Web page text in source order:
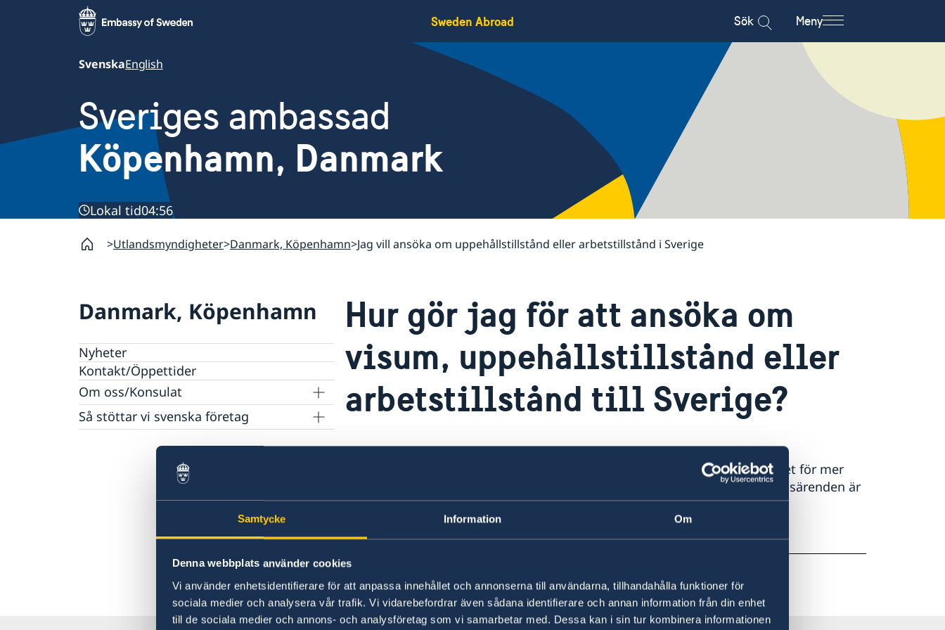
Samtycke Information Om
Denna webbplats använder cookies
Vi använder enhetsidentifierare för att anpassa innehållet och annonserna till användarna, tillhandahålla funktioner för
sociala medier och analysera vår trafik. Vi vidarebefordrar även sådana identifierare och annan information från din enhet
till de sociala medier och annons- och analysföretag som vi samarbetar med. Dessa kan i sin tur kombinera informationen
Sweden Abroad Sök Meny
SvenskaEnglish
Sveriges ambassad
Köpenhamn, Danmark
Lokal tid04:56
Utlandsmyndigheter Danmark, Köpenhamn Jag vill ansöka om uppehållstillstånd eller arbetstillstånd i Sverige
Danmark, Köpenhamn
Nyheter
Kontakt/Öppettider
Om oss/Konsulat
Lediga tjänster
Praktik på ambassaden
Ambassaden samarbetar med
Business Sweden
Svenska kyrkan
Så stöttar vi svenska företag
Svenska företag i Danmark
Anmäl handelshinder
Hur gör jag för att ansöka om
visum, uppehållstillstånd eller
arbetstillstånd till Sverige?
Sveriges ambassad i Köpenhamn handlägger inte ärenden om visum,
uppehållstillstånd eller arbetstillstånd. Vänd dig direkt till Migrationsverket för mer
information. De närmaste svenska ambassaderna som hanterar migrationsärenden är
ambassaderna i Aten, Berlin, Madrid, Paris och Rom.
På Migrationsverkets hemsida finns mer information
Senast uppdaterad 07 juli 2022, 10.40